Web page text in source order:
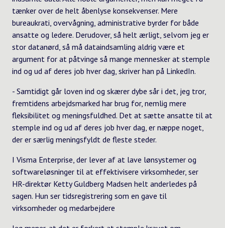
tænker over de helt åbenlyse konsekvenser. Mere
bureaukrati, overvågning, administrative byrder for både
ansatte og ledere. Derudover, så helt ærligt, selvom jeg er
stor datanørd, så må dataindsamling aldrig være et
argument for at påtvinge så mange mennesker at stemple
ind og ud af deres job hver dag, skriver han på LinkedIn.
- Samtidigt går loven ind og skærer dybe sår i det, jeg tror,
fremtidens arbejdsmarked har brug for, nemlig mere
fleksibilitet og meningsfuldhed. Det at sætte ansatte til at
stemple ind og ud af deres job hver dag, er næppe noget,
der er særlig meningsfyldt de fleste steder.
I Visma Enterprise, der lever af at lave lønsystemer og
softwareløsninger til at effektivisere virksomheder, ser
HR-direktør Ketty Guldberg Madsen helt anderledes på
sagen. Hun ser tidsregistrering som en gave til
virksomheder og medarbejdere